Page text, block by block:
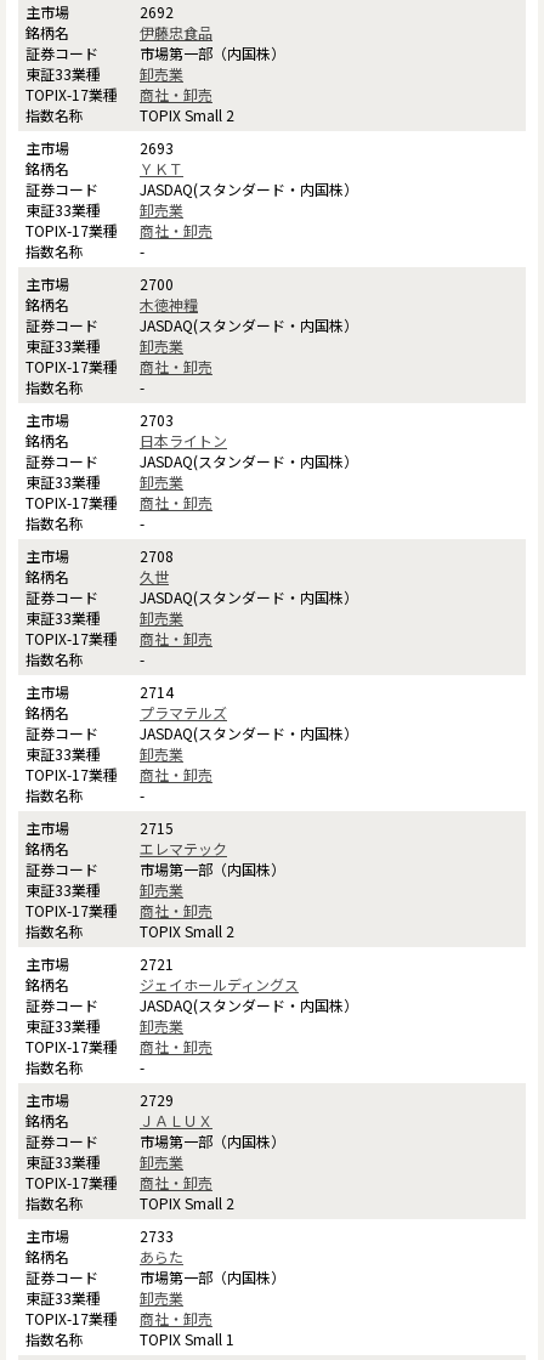
2692
伊藤忠食品
市場第一部（内国株）
卸売業
商社・卸売
TOPIX Small 2
2693
ＹＫＴ
JASDAQ(スタンダード・内国株）
卸売業
商社・卸売
-
2700
木徳神糧
JASDAQ(スタンダード・内国株）
卸売業
商社・卸売
-
2703
日本ライトン
JASDAQ(スタンダード・内国株）
卸売業
商社・卸売
-
2708
久世
JASDAQ(スタンダード・内国株）
卸売業
商社・卸売
-
2714
プラマテルズ
JASDAQ(スタンダード・内国株）
卸売業
商社・卸売
-
2715
エレマテック
市場第一部（内国株）
卸売業
商社・卸売
TOPIX Small 2
2721
ジェイホールディングス
JASDAQ(スタンダード・内国株）
卸売業
商社・卸売
-
2729
ＪＡＬＵＸ
市場第一部（内国株）
卸売業
商社・卸売
TOPIX Small 2
2733
あらた
市場第一部（内国株）
卸売業
商社・卸売
TOPIX Small 1